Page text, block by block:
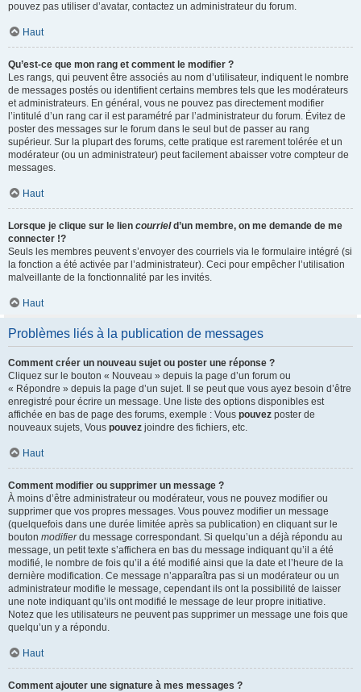
pouvez pas utiliser d’avatar, contactez un administrateur du forum.
Haut
Qu’est-ce que mon rang et comment le modifier ?
Les rangs, qui peuvent être associés au nom d’utilisateur, indiquent le nombre
de messages postés ou identifient certains membres tels que les modérateurs
et administrateurs. En général, vous ne pouvez pas directement modifier
l’intitulé d’un rang car il est paramétré par l’administrateur du forum. Évitez de
poster des messages sur le forum dans le seul but de passer au rang
supérieur. Sur la plupart des forums, cette pratique est rarement tolérée et un
modérateur (ou un administrateur) peut facilement abaisser votre compteur de
messages.
Haut
Lorsque je clique sur le lien courrield’un membre, on me demande de me
connecter !?
Seuls les membres peuvent s’envoyer des courriels via le formulaire intégré (si
la fonction a été activée par l’administrateur). Ceci pour empêcher l’utilisation
malveillante de la fonctionnalité par les invités.
Haut
Problèmes liés à la publication de messages
Comment créer un nouveau sujet ou poster une réponse ?
Cliquez sur le bouton « Nouveau » depuis la page d’un forum ou
« Répondre » depuis la page d’un sujet. Il se peut que vous ayez besoin d’être
enregistré pour écrire un message. Une liste des options disponibles est
affichée en bas de page des forums, exemple : Vous pouvez poster de
nouveaux sujets, Vous pouvez joindre des fichiers, etc.
Haut
Comment modifier ou supprimer un message ?
À moins d’être administrateur ou modérateur, vous ne pouvez modifier ou
supprimer que vos propres messages. Vous pouvez modifier un message
(quelquefois dans une durée limitée après sa publication) en cliquant sur le
bouton modifierdu message correspondant. Si quelqu’un a déjà répondu au
message, un petit texte s’affichera en bas du message indiquant qu’il a été
modifié, le nombre de fois qu’il a été modifié ainsi que la date et l’heure de la
dernière modification. Ce message n’apparaîtra pas si un modérateur ou un
administrateur modifie le message, cependant ils ont la possibilité de laisser
une note indiquant qu’ils ont modifié le message de leur propre initiative.
Notez que les utilisateurs ne peuvent pas supprimer un message une fois que
quelqu’un y a répondu.
Haut
Comment ajouter une signature à mes messages ?